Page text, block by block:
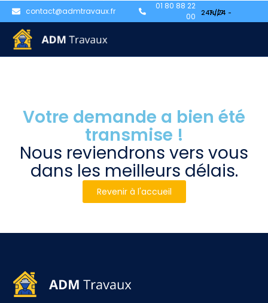
contact@admtravaux.fr
01 80 88 22
00
Votre demande a bien été
transmise !
Nous reviendrons vers vous
dans les meilleurs délais.
Revenir à l'accueil